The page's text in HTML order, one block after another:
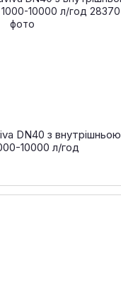
DN40 з внутрішньою
10000 л/год